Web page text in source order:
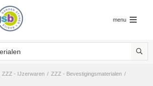
menu
ZZZ - IJzerwaren / ZZZ - Bevestigingsmaterialen /